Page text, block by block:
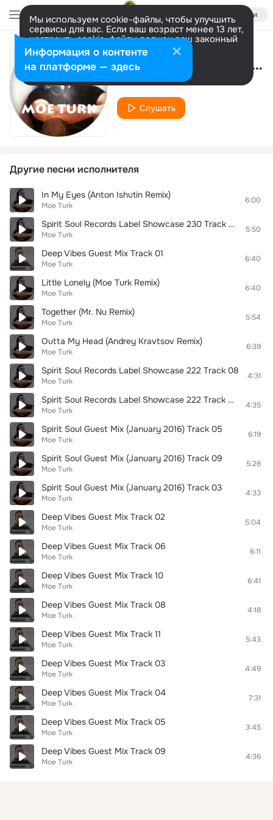
Войти
Мы используем cookie-файлы, чтобы улучшить
сервисы для вас. Если ваш возраст менее 13 лет,
настроить cookie-файлы должен ваш законный
представитель. Больше информации
Разрешить все Настроить Spirit Soul Guest Mix (January 2016) Track 01
Moe Turk
Слушать
Другие песни исполнителя
In My Eyes (Anton Ishutin Remix)
Moe Turk
6:00
Spirit Soul Records Label Showcase 230 Track 04
Moe Turk
5:50
Deep Vibes Guest Mix Track 01
Moe Turk
6:40
Little Lonely (Moe Turk Remix)
Moe Turk
6:40
Together (Mr. Nu Remix)
Moe Turk
5:54
Outta My Head (Andrey Kravtsov Remix)
Moe Turk
6:39
Spirit Soul Records Label Showcase 222 Track 08
Moe Turk
4:31
Spirit Soul Records Label Showcase 222 Тrack 09
Moe Turk
4:35
Spirit Soul Guest Mix (January 2016) Track 05
Moe Turk
6:19
Spirit Soul Guest Mix (January 2016) Track 09
Moe Turk
5:28
Spirit Soul Guest Mix (January 2016) Track 03
Moe Turk
4:33
Deep Vibes Guest Mix Track 02
Moe Turk
5:04
Deep Vibes Guest Mix Track 06
Moe Turk
6:11
Deep Vibes Guest Mix Track 10
Moe Turk
6:41
Deep Vibes Guest Mix Track 08
Moe Turk
4:18
Deep Vibes Guest Mix Track 11
Moe Turk
5:43
Deep Vibes Guest Mix Track 03
Moe Turk
4:49
Deep Vibes Guest Mix Track 04
Moe Turk
7:31
Deep Vibes Guest Mix Track 05
Moe Turk
3:45
Deep Vibes Guest Mix Track 09
Moe Turk
4:36
Информация о контенте
на платформе — здесь